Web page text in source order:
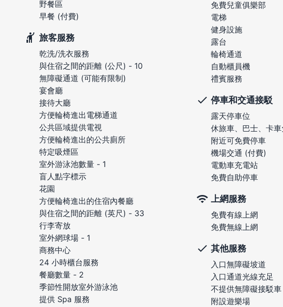
野餐區
早餐 (付費)
旅客服務
乾洗/洗衣服務
與住宿之間的距離 (公尺) - 10
無障礙通道 (可能有限制)
宴會廳
接待大廳
方便輪椅進出電梯通道
公共區域提供電視
方便輪椅進出的公共廁所
特定吸煙區
室外游泳池數量 - 1
盲人點字標示
花園
方便輪椅進出的住宿內餐廳
與住宿之間的距離 (英尺) - 33
行李寄放
室外網球場 - 1
商務中心
24 小時櫃台服務
餐廳數量 - 2
季節性開放室外游泳池
提供 Spa 服務
免費兒童俱樂部
電梯
健身設施
露台
輪椅通道
自動櫃員機
禮賓服務
停車和交通接駁
露天停車位
休旅車、巴士、卡
附近可免費停車
機場交通 (付費)
電動車充電站
免費自助停車
上網服務
免費有線上網
免費無線上網
其他服務
入口無障礙坡道
入口通道光線充足
不提供無障礙接駁車
附設遊樂場